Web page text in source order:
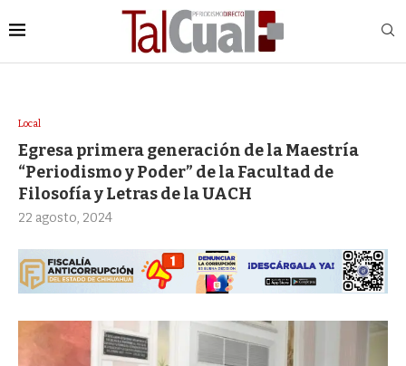
Local
Egresa primera generación de la Maestría
“Periodismo y Poder” de la Facultad de
Filosofía y Letras de la UACH
22 agosto, 2024